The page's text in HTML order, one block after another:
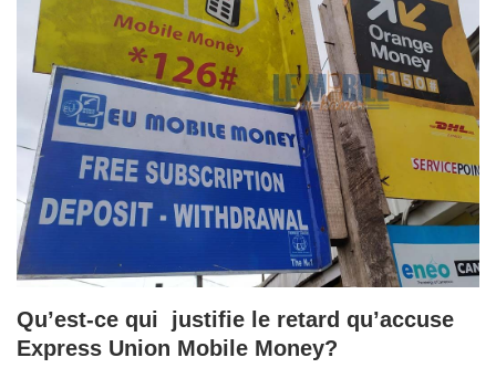
Qu’est-ce qui justifie le retard qu’accuse
Express Union Mobile Money?